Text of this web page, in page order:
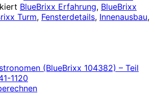
BlueBrixx Erfahrung, BlueBrixx
Turm, Fensterdetails, Innenausbau,
(BlueBrixx 104382) – Teil
1120